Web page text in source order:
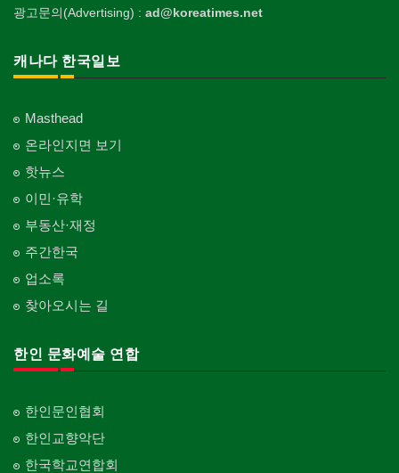
광고문의(Advertising) : ad@koreatimes.net
캐나다 한국일보
Masthead
온라인지면 보기
핫뉴스
이민·유학
부동산·재정
주간한국
업소록
찾아오시는 길
한인 문화예술 연합
한인문인협회
한인교향악단
한국학교연합회